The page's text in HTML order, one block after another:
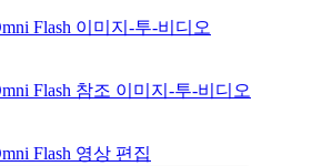
Flash 이미지-투-비디오
Flash 참조 이미지-투-비디오
Flash 영상 편집